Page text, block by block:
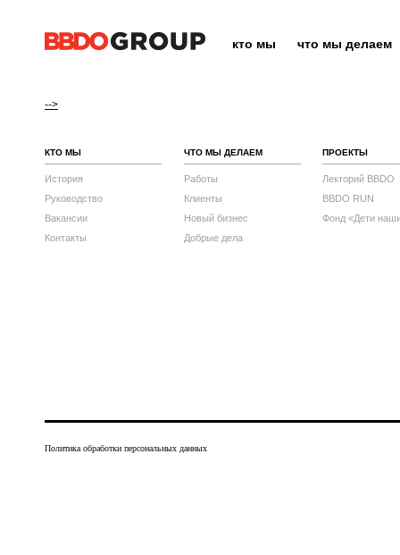
кто мы что мы делаем
-->
КТО МЫ
История
Руководство
Вакансии
Контакты
ЧТО МЫ ДЕЛАЕМ
Работы
Клиенты
Новый бизнес
Добрые дела
ПРОЕКТЫ
Лекторий BBDO
BBDO RUN
Фонд «Дети
Политика обработки персональных данных